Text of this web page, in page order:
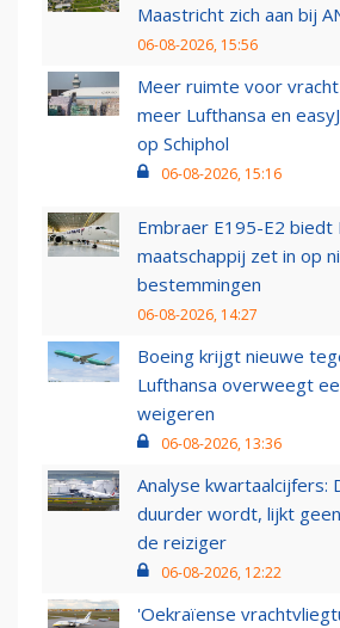
Maastricht zich aan bij
06-08-2026, 15:56
Meer ruimte voor
meer Lufthansa en
op Schiphol
06-08-2026, 15:16
Embraer E195-E2 biedt
maatschappij zet in op
bestemmingen
06-08-2026, 14:27
Boeing krijgt nieuwe
Lufthansa overweegt
weigeren
06-08-2026, 13:36
Analyse kwartaalcijfers:
duurder wordt, lijkt
de reiziger
06-08-2026, 12:22
'Oekraïense